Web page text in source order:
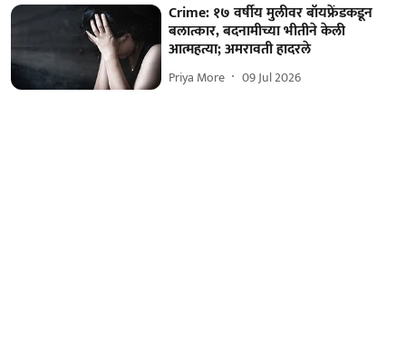
Crime: १७ वर्षीय मुलीवर बॉयफ्रेंडकडून
बलात्कार, बदनामीच्या भीतीने केली
आत्महत्या; अमरावती हादरले
Priya More 09 Jul 2026